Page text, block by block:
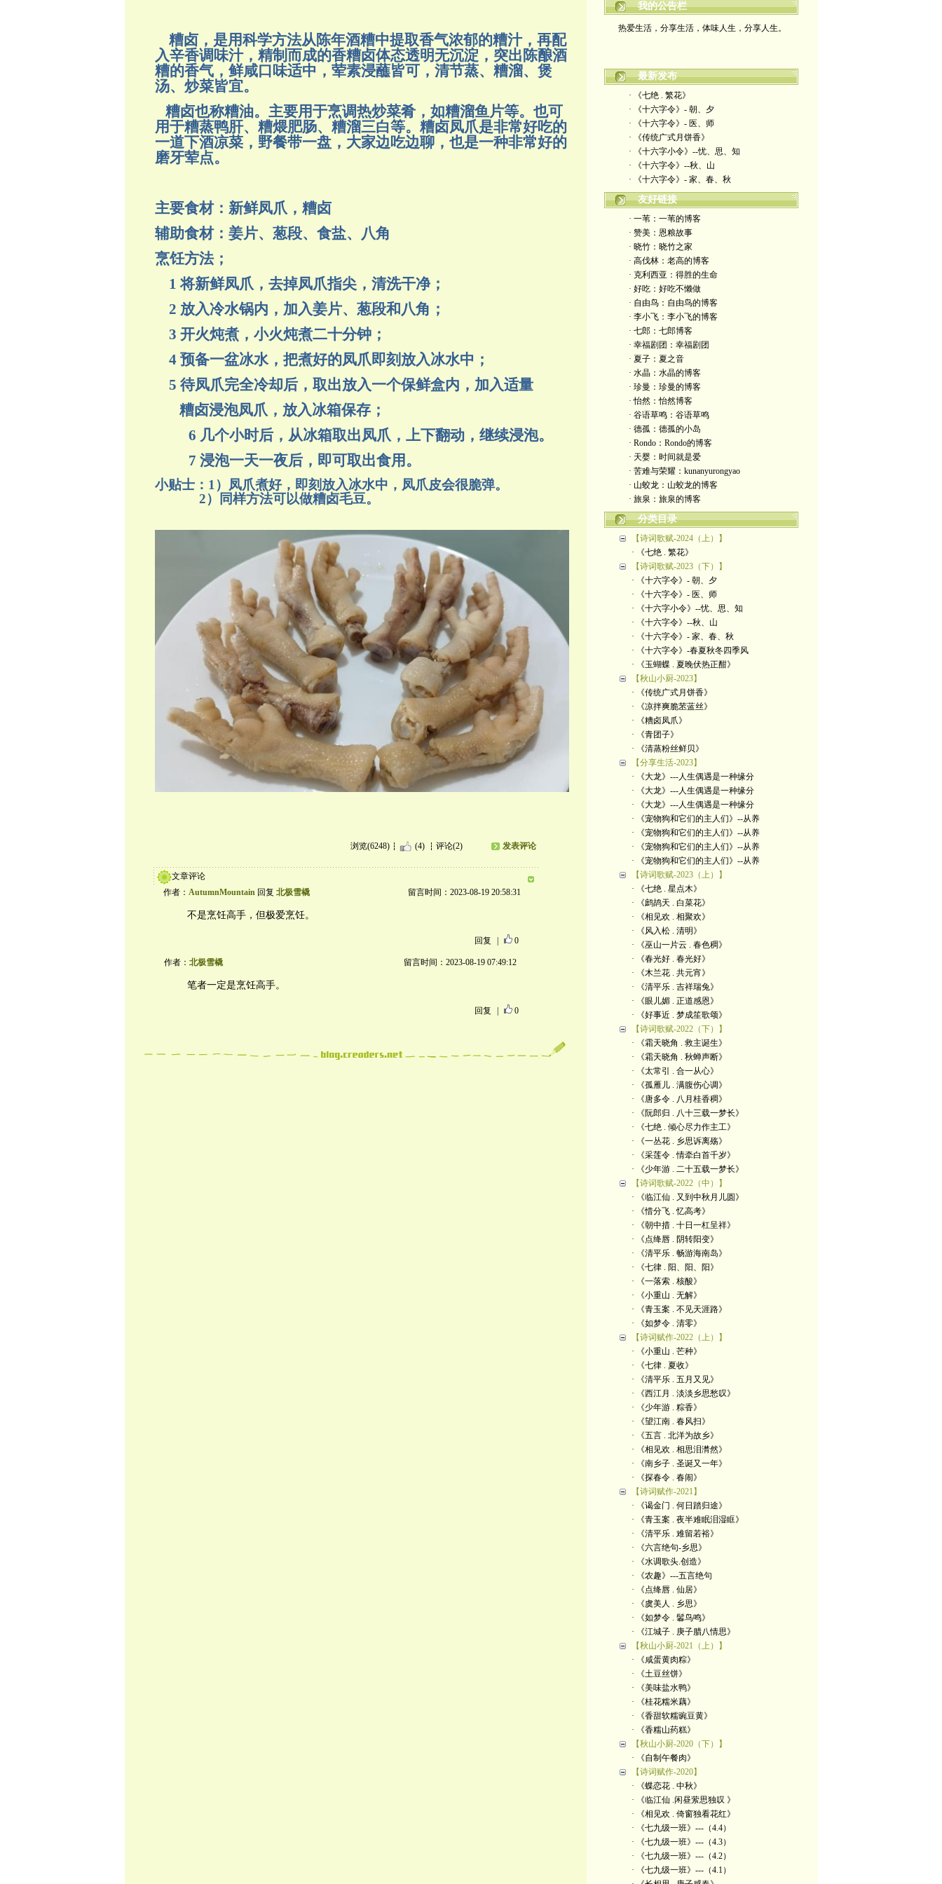
糟卤，是用科学方法从陈年酒糟中提取香气浓郁的糟汁，再配
入辛香调味汁，精制而成的香糟卤体态透明无沉淀，突出陈酿酒
糟的香气，鲜咸口味适中，荤素浸蘸皆可，清节蒸、糟溜、煲
汤、炒菜皆宜。
糟卤也称糟油。主要用于烹调热炒菜肴，如糟溜鱼片等。也可
用于糟蒸鸭肝、糟煨肥肠、糟溜三白等。糟卤凤爪是非常好吃的
一道下酒凉菜，野餐带一盘，大家边吃边聊，也是一种非常好的
磨牙荤点。
主要食材： 新鲜凤爪，糟卤
辅助食材： 姜片、葱段、食盐、八角
烹饪方法；
1 将新鲜凤爪，去掉凤爪指尖，清洗干净；
2 放入冷水锅内，加入姜片、葱段和八角；
3 开火炖煮，小火炖煮二十分钟；
4 预备一盆冰水，把煮好的凤爪即刻放入冰水中；
5 待凤爪完全冷却后，取出放入一个保鲜盒内，加入适量
糟卤浸泡凤爪，放入冰箱保存；
6 几个小时后，从冰箱取出凤爪，上下翻动，继续浸泡。
7 浸泡一天一夜后，即可取出食用。
小贴士： 1）凤爪煮好，即刻放入冰水中，凤爪皮会很脆弹。
2）同样方法可以做糟卤毛豆。
浏览(6248) (4) 评论(2) 发表评论
文章评论
作者： AutumnMountain回复 北极雪橇 留言时间：2023-08-19 20:58:31
不是烹饪高手，但极爱烹饪。
回复 0
作者： 北极雪橇 留言时间：2023-08-19 07:49:12
笔者一定是烹饪高手。
回复 0
我的公告栏
最新发布
· 《七绝 . 繁花》
· 《十六字令》- 朝、夕
· 《十六字令》- 医、师
· 《传统广式月饼香》
· 《十六字小令》--忧、思、知
· 《十六字令》--秋、山
· 《十六字令》- 家、春、秋
友好链接
· 一苇：一苇的博客
· 赞美：恩粮故事
· 晓竹：晓竹之家
· 高伐林：老高的博客
· 克利西亚：得胜的生命
· 好吃：好吃不懒做
· 自由鸟：自由鸟的博客
· 李小飞：李小飞的博客
· 七郎：七郎博客
· 幸福剧团：幸福剧团
· 夏子：夏之音
· 水晶：水晶的博客
· 珍曼：珍曼的博客
· 怡然：怡然博客
· 谷语草鸣：谷语草鸣
· 德孤：德孤的小岛
· Rondo：Rondo的博客
· 天婴：时间就是爱
· 苦难与荣耀：kunanyurongyao
· 山蛟龙：山蛟龙的博客
· 旅泉：旅泉的博客
分类目录
【诗词歌赋-2024（上）】
· 《七绝 . 繁花》
【诗词歌赋-2023（下）】
· 《十六字令》- 朝、夕
· 《十六字令》- 医、师
· 《十六字小令》--忧、思、知
· 《十六字令》--秋、山
· 《十六字令》- 家、春、秋
· 《十六字令》-春夏秋冬四季风
· 《玉蝴蝶 . 夏晚伏热正酣》
【秋山小厨-2023】
· 《传统广式月饼香》
· 《凉拌爽脆苤蓝丝》
· 《糟卤凤爪》
· 《青团子》
· 《清蒸粉丝鲜贝》
【分享生活-2023】
· 《大龙》---人生偶遇是一种缘分
· 《大龙》---人生偶遇是一种缘分
· 《大龙》---人生偶遇是一种缘分
· 《宠物狗和它们的主人们》--从养
· 《宠物狗和它们的主人们》--从养
· 《宠物狗和它们的主人们》--从养
· 《宠物狗和它们的主人们》--从养
【诗词歌赋-2023（上）】
· 《七绝 . 星点木》
· 《鹧鸪天 . 白菜花》
· 《相见欢 . 相聚欢》
· 《风入松 . 清明》
· 《巫山一片云 . 春色稠》
· 《春光好 . 春光好》
· 《木兰花 . 共元宵》
· 《清平乐 . 吉祥瑞兔》
· 《眼儿媚 . 正道感恩》
· 《好事近 . 梦成笙歌颂》
【诗词歌赋-2022（下）】
· 《霜天晓角 . 救主诞生》
· 《霜天晓角 . 秋蝉声断》
· 《太常引 . 合一从心》
· 《孤雁儿 . 满腹伤心调》
· 《唐多令 . 八月桂香稠》
· 《阮郎归 . 八十三载一梦长》
· 《七绝 . 倾心尽力作主工》
· 《一丛花 . 乡思诉离殇》
· 《采莲令 . 情牵白首千岁》
· 《少年游 . 二十五载一梦长》
【诗词歌赋-2022（中）】
· 《临江仙 . 又到中秋月儿圆》
· 《惜分飞 . 忆高考》
· 《朝中措 . 十日一杠呈祥》
· 《点绛唇 . 阴转阳变》
· 《清平乐 . 畅游海南岛》
· 《七律 . 阳、阳、阳》
· 《一落索 . 核酸》
· 《小重山 . 无解》
· 《青玉案 . 不见天涯路》
· 《如梦令 . 清零》
【诗词赋作-2022（上）】
· 《小重山 . 芒种》
· 《七律 . 夏收》
· 《清平乐 . 五月又见》
· 《西江月 . 淡淡乡思愁叹》
· 《少年游 . 粽香》
· 《望江南 . 春风扫》
· 《五言 . 北洋为故乡》
· 《相见欢 . 相思泪潸然》
· 《南乡子 . 圣诞又一年》
· 《探春令 . 春闹》
【诗词赋作-2021】
· 《谒金门 . 何日踏归途》
· 《青玉案 . 夜半难眠泪湿眶》
· 《清平乐 . 难留若裕》
· 《六言绝句-乡思》
· 《水调歌头.创造》
· 《农趣》---五言绝句
· 《点绛唇 . 仙居》
· 《虞美人 . 乡思》
· 《如梦令 . 鬊鸟鸣》
· 《江城子 . 庚子腊八情思》
【秋山小厨-2021（上）】
· 《咸蛋黄肉粽》
· 《土豆丝饼》
· 《美味盐水鸭》
· 《桂花糯米藕》
· 《香甜软糯豌豆黄》
· 《香糯山药糕》
【秋山小厨-2020（下）】
· 《自制午餐肉》
【诗词赋作-2020】
· 《蝶恋花 . 中秋》
· 《临江仙 .闲昼萦思独叹 》
· 《相见欢 . 倚窗独看花红》
· 《七九级一班》---（4.4）
· 《七九级一班》---（4.3）
· 《七九级一班》---（4.2）
· 《七九级一班》---（4.1）